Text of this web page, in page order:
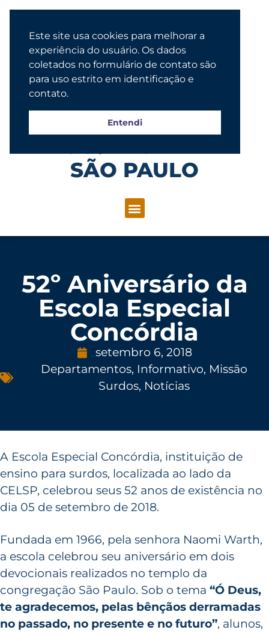
SÃO PAULO
52º Aniversário da
Escola Especial
Concórdia
setembro 6, 2018
Departamentos, Informativo, Missão
Surdos, Notícias
A Escola Especial Concórdia, instituição de
ensino para surdos, localizada ao lado da
CELSP, celebrou seus 52 anos de existência no
dia 05 de setembro de 2018.
Fundada em 1966, pela senhora Naomi Warth,
a escola celebrou seu aniversário em dois
devocionais realizados no templo da
congregação São Paulo. Sob o tema “Ó Deus,
te agradecemos, pelas bênçãos derramadas
no passado, no presente e no futuro”, alunos,
Este site usa cookies para melhorar a
experiência do usuário. Os dados
coletados no formulário de contato são
para uso estrito em identificação e
contato.
Entendi